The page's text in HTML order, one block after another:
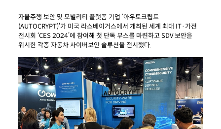
자율주행 보안 및 모빌리티 플랫폼 기업 ‘아우토크립트
(AUTOCRYPT)’가 미국 라스베이거스에서 개최된 세계 최대 IT·가전
전시회 ‘CES 2024’에 참여해 첫 단독 부스를 마련하고 SDV 보안을
위시한 각종 자동차 사이버보안 솔루션을 전시했다.